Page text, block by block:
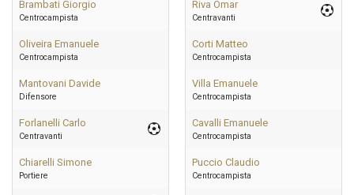
Brambati Giorgio
Centrocampista
Oliveira Emanuele
Centrocampista
Mantovani Davide
Difensore
Forlanelli Carlo
Centravanti
Chiarelli Simone
Portiere
Riva Omar
Centravanti
Corti Matteo
Centrocampista
Villa Emanuele
Centrocampista
Cavalli Emanuele
Centrocampista
Puccio Claudio
Centrocampista